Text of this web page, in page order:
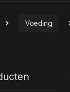
Voeding